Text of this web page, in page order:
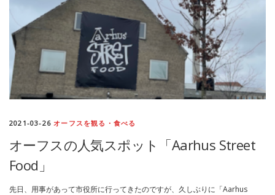
2021-03-26 オーフスを観る・食べる
オーフスの人気スポット「Aarhus Street
Food」
先日、用事があって市役所に行ってきたのですが、久しぶりに「Aarhus